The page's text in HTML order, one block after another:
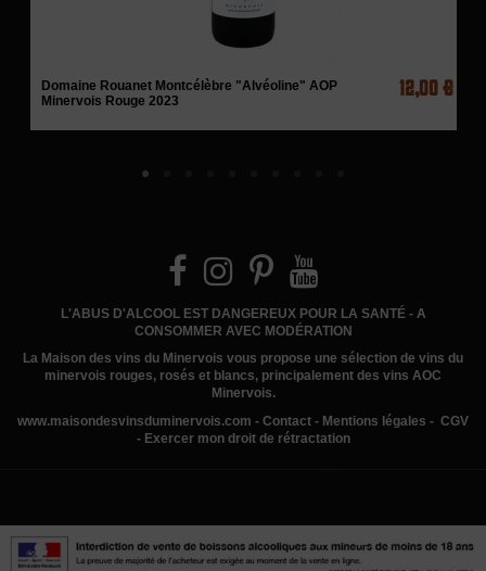
Domaine Rouanet Montcélèbre "Alvéoline" AOP
Minervois Rouge 2023
12,00 €
L'ABUS D'ALCOOL EST DANGEREUX POUR LA SANTÉ - A
CONSOMMER AVEC MODÉRATION
La Maison des vins du Minervois vous propose une sélection de vins du
minervois rouges, rosés et blancs, principalement des vins AOC
Minervois.
www.maisondesvinsduminervois.com - Contact - Mentions légales - CGV
- Exercer mon droit de rétractation